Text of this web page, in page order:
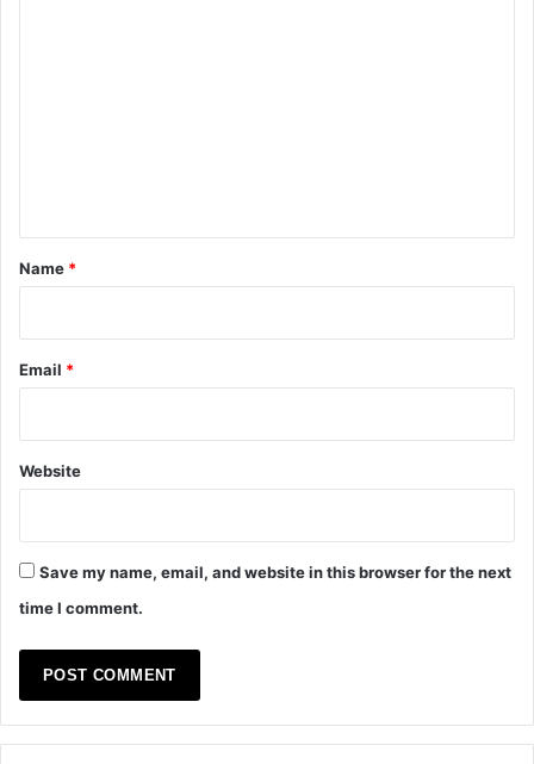
*
Name *
Email *
Website
Save my name, email, and website in this browser for the next
time I comment.